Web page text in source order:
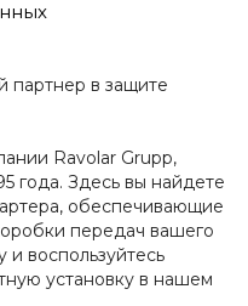
в защите
Ravolar Grupp,
года. Здесь вы найдете
обеспечивающие
передач вашего
и воспользуйтесь
установку в нашем